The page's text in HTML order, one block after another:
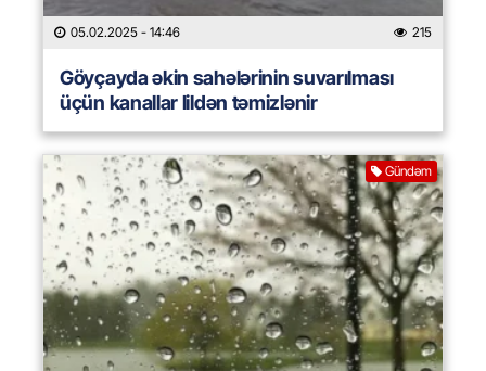
05.02.2025 - 14:46 215
Göyçayda əkin sahələrinin suvarılması
üçün kanallar lildən təmizlənir
Gündəm